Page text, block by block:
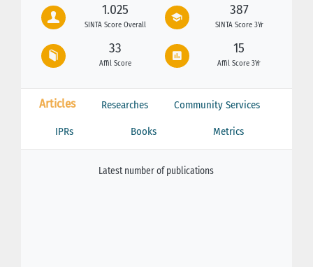
1.025
SINTA Score Overall
387
SINTA Score 3Yr
33
Affil Score
15
Affil Score 3Yr
Articles Researches Community Services
IPRs Books Metrics
Latest number of publications